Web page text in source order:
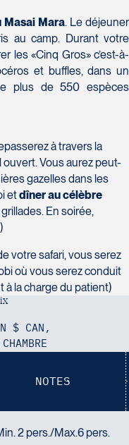
Mara. Le déjeuner
au camp. Durant votre
les «Cinq Gros» c’est-à-
et buffles, dans un
plus de 550 espèces
à travers la
Vous aurez peut-
gazelles dans les
etdîner au célèbre
En soirée,
votre safari, vous serez
où vous serez conduit
à la charge du patient)
ix
$ CAN,
NOTES
2 pers./Max.6 pers.
-